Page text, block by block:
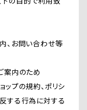
、お問い合わせ等
案内のため
ップの規約、ポリシ
反する行為に対する